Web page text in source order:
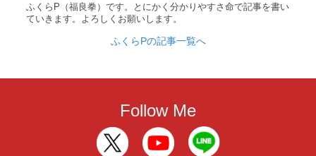
ふくらP（福良拳）です。とにかく分かりやすさ命で記事を書い
ていきます。よろしくお願いします。
ふくらPの記事一覧へ
Follow Me